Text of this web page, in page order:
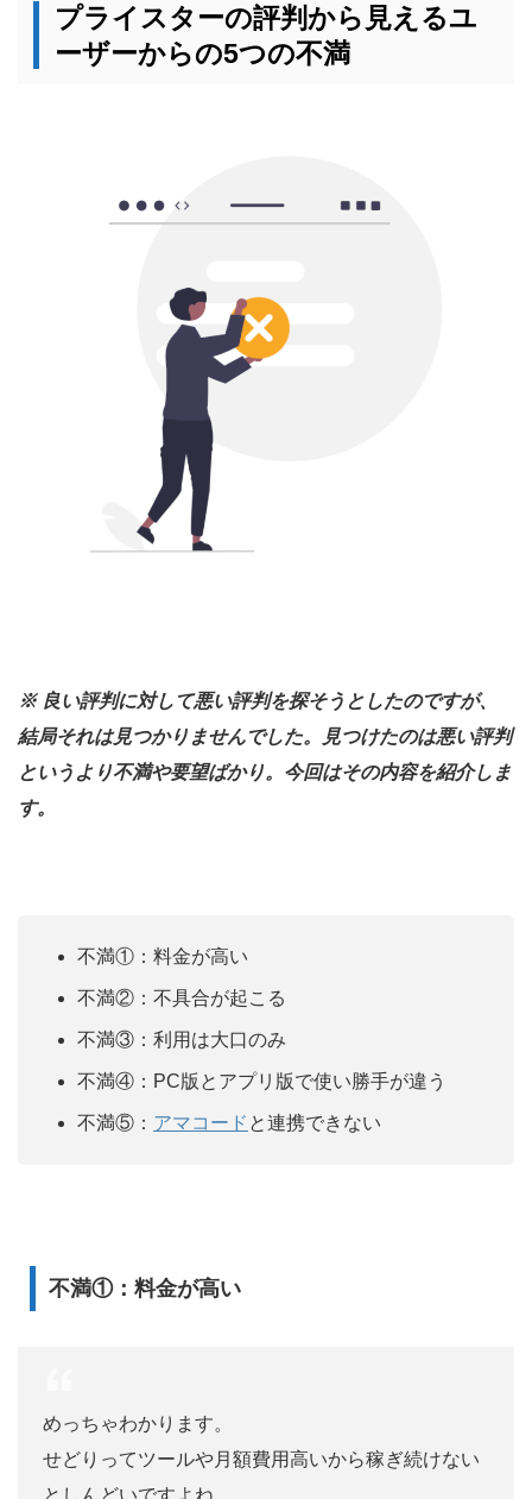
プライスターの評判から見えるユ
ーザーからの5つの不満
※ 良い評判に対して悪い評判を探そうとしたのですが、
結局それは見つかりませんでした。見つけたのは悪い評判
というより不満や要望ばかり。今回はその内容を紹介しま
す。
不満①：料金が高い
不満②：不具合が起こる
不満③：利用は大口のみ
不満④：PC版とアプリ版で使い勝手が違う
不満⑤： アマコード と連携できない
不満①：料金が高い
めっちゃわかります。
せどりってツールや月額費用高いから稼ぎ続けない
としんどいですよね